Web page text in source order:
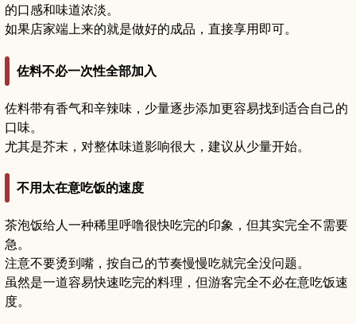
的口感和味道浓淡。
如果店家端上来的就是做好的成品，直接享用即可。
佐料不必一次性全部加入
佐料带有香气和辛辣味，少量逐步添加更容易找到适合自己的
口味。
尤其是芥末，对整体味道影响很大，建议从少量开始。
不用太在意吃饭的速度
茶泡饭给人一种稀里呼噜很快吃完的印象，但其实完全不需要
急。
注意不要烫到嘴，按自己的节奏慢慢吃就完全没问题。
虽然是一道容易快速吃完的料理，但游客完全不必在意吃饭速
度。